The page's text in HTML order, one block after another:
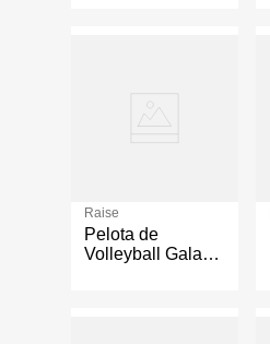
Raise
Pelota de
Volleyball Galaxy